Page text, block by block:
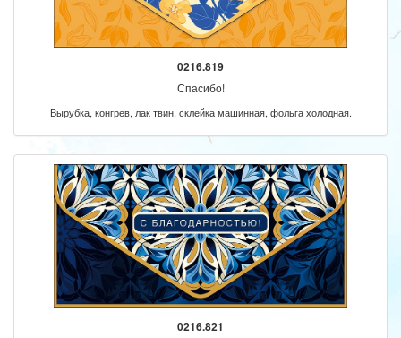
0216.819
Спасибо!
Вырубка, конгрев, лак твин, склейка машинная, фольга холодная.
0216.821